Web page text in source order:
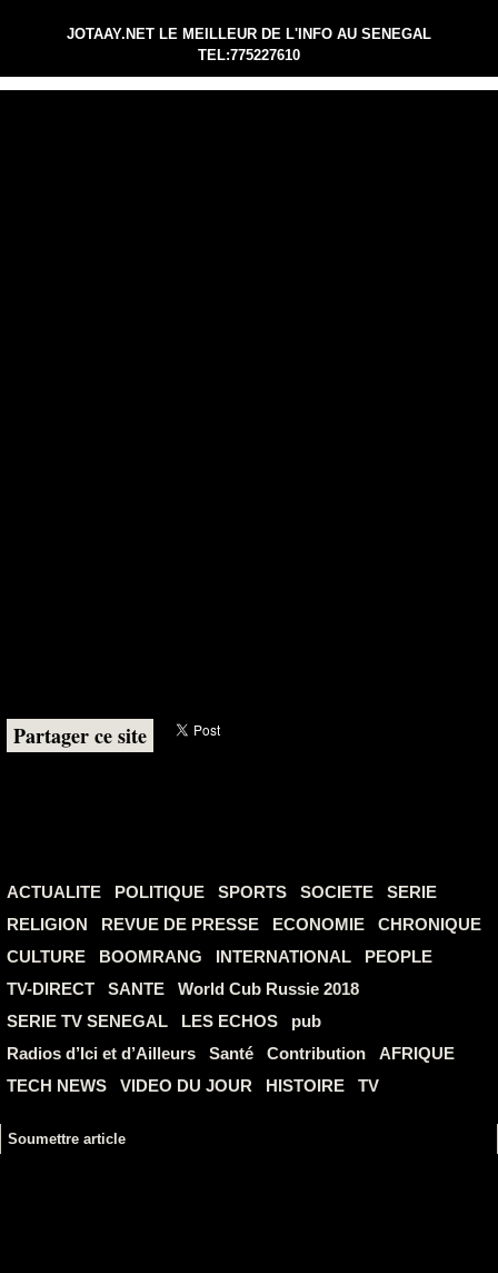
JOTAAY.NET LE MEILLEUR DE L'INFO AU SENEGAL
TEL:775227610
Partager ce site
ACTUALITE POLITIQUE SPORTS SOCIETE
SERIE
RELIGION
REVUE DE PRESSE ECONOMIE
CHRONIQUE
CULTURE
BOOMRANG INTERNATIONAL
PEOPLE
TV-DIRECT
SANTE
World Cub Russie 2018
SERIE TV SENEGAL
LES ECHOS
pub
Radios d’Ici et d’Ailleurs
Santé Contribution
AFRIQUE
TECH NEWS
VIDEO DU JOUR HISTOIRE TV
Soumettre article